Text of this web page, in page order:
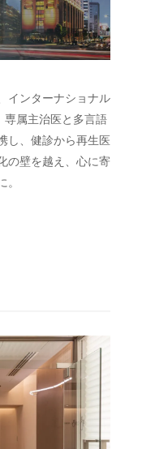
インターナショナル
属主治医と多言語
し、健診から再生医
の壁を越え、心に寄